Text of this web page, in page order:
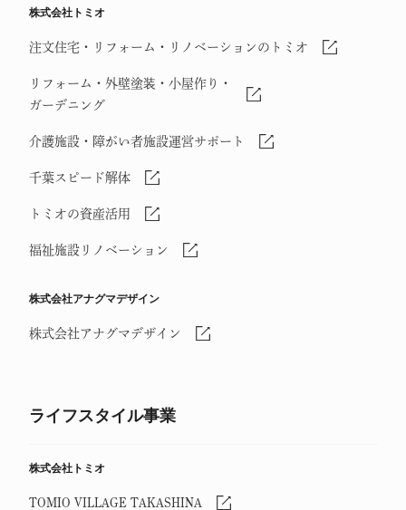
株式会社トミオ
注文住宅・リフォーム・リノベーションのトミオ
リフォーム・外壁塗装・小屋作り・
ガーデニング
介護施設・障がい者施設運営サポート
千葉スピード解体
トミオの資産活用
福祉施設リノベーション
株式会社アナグマデザイン
株式会社アナグマデザイン
ライフスタイル事業
株式会社トミオ
TOMIO VILLAGE TAKASHINA